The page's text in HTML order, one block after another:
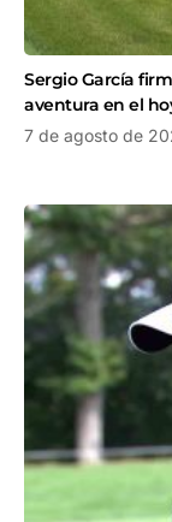
Sergio García
aventura en el
7 de agosto de